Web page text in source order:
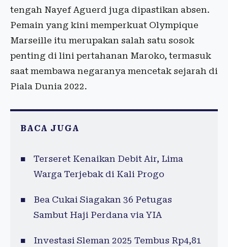
tengah Nayef Aguerd juga dipastikan absen.
Pemain yang kini memperkuat Olympique
Marseille itu merupakan salah satu sosok
penting di lini pertahanan Maroko, termasuk
saat membawa negaranya mencetak sejarah di
Piala Dunia 2022.
BACA JUGA
Terseret Kenaikan Debit Air, Lima
Warga Terjebak di Kali Progo
Bea Cukai Siagakan 36 Petugas
Sambut Haji Perdana via YIA
Investasi Sleman 2025 Tembus Rp4,81